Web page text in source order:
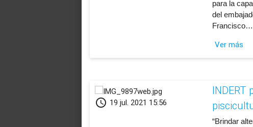
para la
del
Francisco…
Ver más
schedule 19 jul. 2021 15:56
INDERT
“Brindar